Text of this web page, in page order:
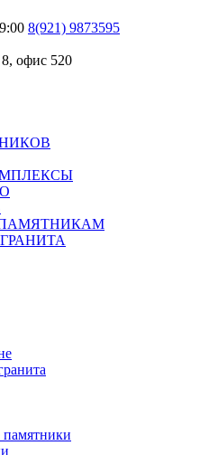
8(921) 9873595
офис 520